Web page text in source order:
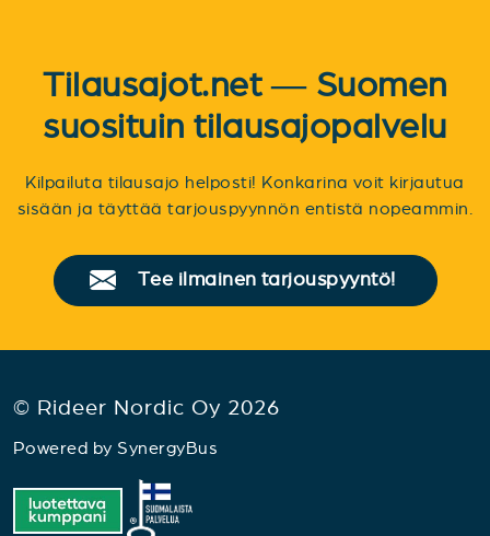
Tilausajot.net — Suomen
suosituin tilausajopalvelu
Kilpailuta tilausajo helposti! Konkarina voit kirjautua
sisään ja täyttää tarjouspyynnön entistä nopeammin.
Tee ilmainen tarjouspyyntö!
© Rideer Nordic Oy 2026
Powered by SynergyBus